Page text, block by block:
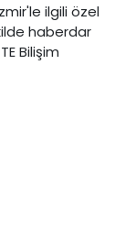
ilgili özel
haberdar
Bilişim